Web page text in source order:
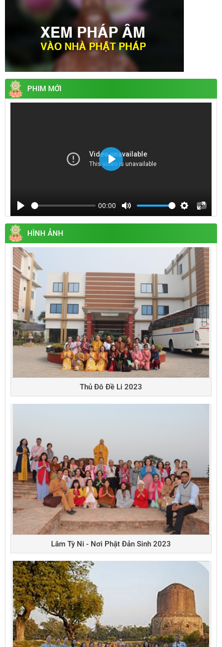
PHIM MỚI
Play
00:00
Mute
SettingsEnter
Play
HÌNH ẢNH
Thủ Đô Đề Li 2023
Lâm Tỳ Ni - Nơi Phật Đản Sinh 2023